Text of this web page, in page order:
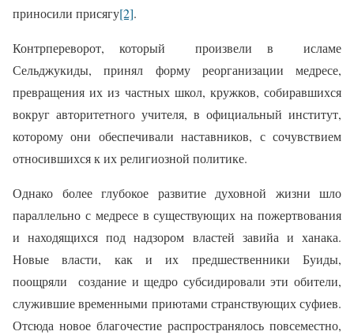
приносили присягу[2].
Контрпереворот, который
произвели в исламе
Сельджукиды, принял форму реорганизации медресе,
превращения их из частных школ, кружков, собиравшихся
вокруг авторитетного учителя, в официальный институт,
которому они обеспечивали наставников, с сочувствием
относившихся к их религиозной политике.
Однако более глубокое развитие духовной жизни шло
параллельно с медресе в существующих на пожертвования
и находящихся под надзором властей завийа и ханака.
Новые власти, как и их предшественники Буиды,
поощряли
создание и щедро субсидировали эти обители,
служившие временными приютами странствующих суфиев.
Отсюда новое благочестие распространялось повсеместно,